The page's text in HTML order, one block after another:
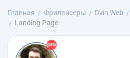
Главная Фрилансеры Dvin Web
Landing Page